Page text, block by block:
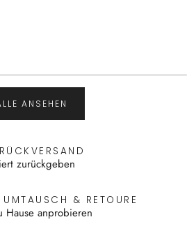
ANSEHEN
zurückgeben
& RETOURE
Hause anprobieren